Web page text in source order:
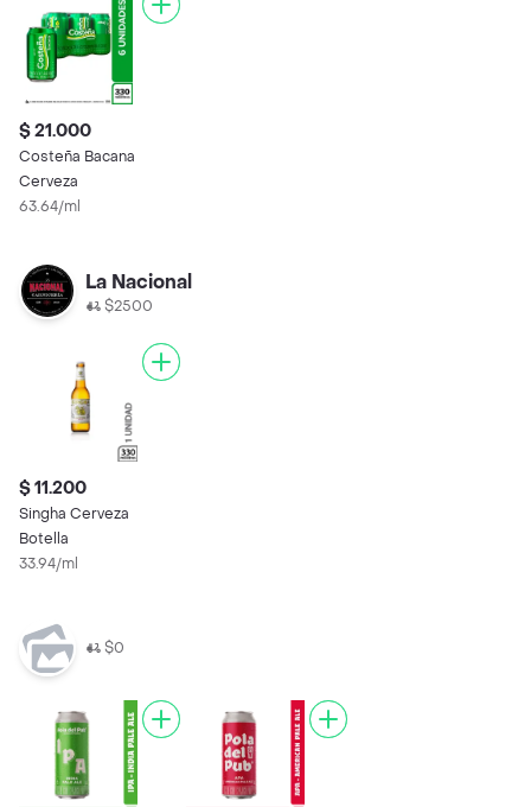
$ 21.000
Costeña Bacana
Cerveza
63.64/ml
La Nacional
$2500
$ 11.200
Singha Cerveza
Botella
33.94/ml
$0